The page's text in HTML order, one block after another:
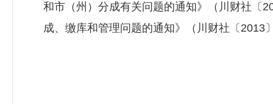
和市（州）分成有关问题的通知》（川财社〔
成、缴库和管理问题的通知》（川财社〔2013